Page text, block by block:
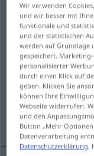
Übersicht aller
(Für mehr Details die
укол, стежок
колющая боль
взятка
Wir verwenden
und wir besser mit
funktionale und
und der statistischen
werden auf Grundlage
gespeichert.
personalisierter
durch einen Klick auf
geben. Klicken Sie
können Ihre
Webseite widerrufen.
und den
Button „Mehr
Datenverarbeitung
Datenschutzerklärung.